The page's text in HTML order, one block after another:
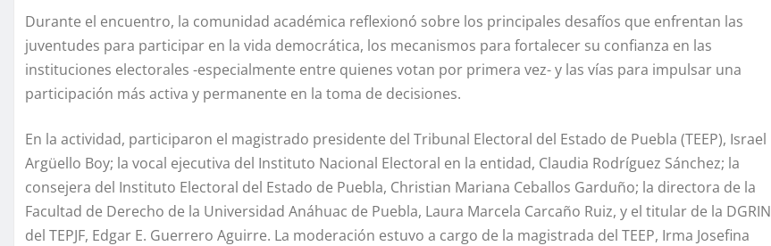
Durante el encuentro, la comunidad académica reflexionó sobre los principales desafíos que enfrentan las
juventudes para participar en la vida democrática, los mecanismos para fortalecer su confianza en las
instituciones electorales -especialmente entre quienes votan por primera vez- y las vías para impulsar una
participación más activa y permanente en la toma de decisiones.
En la actividad, participaron el magistrado presidente del Tribunal Electoral del Estado de Puebla (TEEP), Israel
Argüello Boy; la vocal ejecutiva del Instituto Nacional Electoral en la entidad, Claudia Rodríguez Sánchez; la
consejera del Instituto Electoral del Estado de Puebla, Christian Mariana Ceballos Garduño; la directora de la
Facultad de Derecho de la Universidad Anáhuac de Puebla, Laura Marcela Carcaño Ruiz, y el titular de la DGRIN
del TEPJF, Edgar E. Guerrero Aguirre. La moderación estuvo a cargo de la magistrada del TEEP, Irma Josefina